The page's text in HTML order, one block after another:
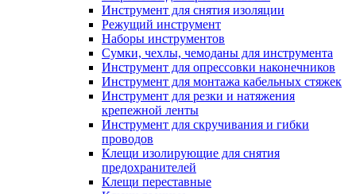
Инструмент для снятия изоляции
Режущий инструмент
Наборы инструментов
Сумки, чехлы, чемоданы для инструмента
Инструмент для опрессовки наконечников
Инструмент для монтажа кабельных стяжек
Инструмент для резки и натяжения
крепежной ленты
Инструмент для скручивания и гибки
проводов
Клещи изолирующие для снятия
предохранителей
Клещи переставные